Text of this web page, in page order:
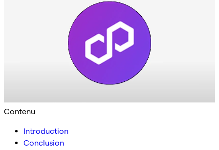
Contenu
Introduction
Conclusion